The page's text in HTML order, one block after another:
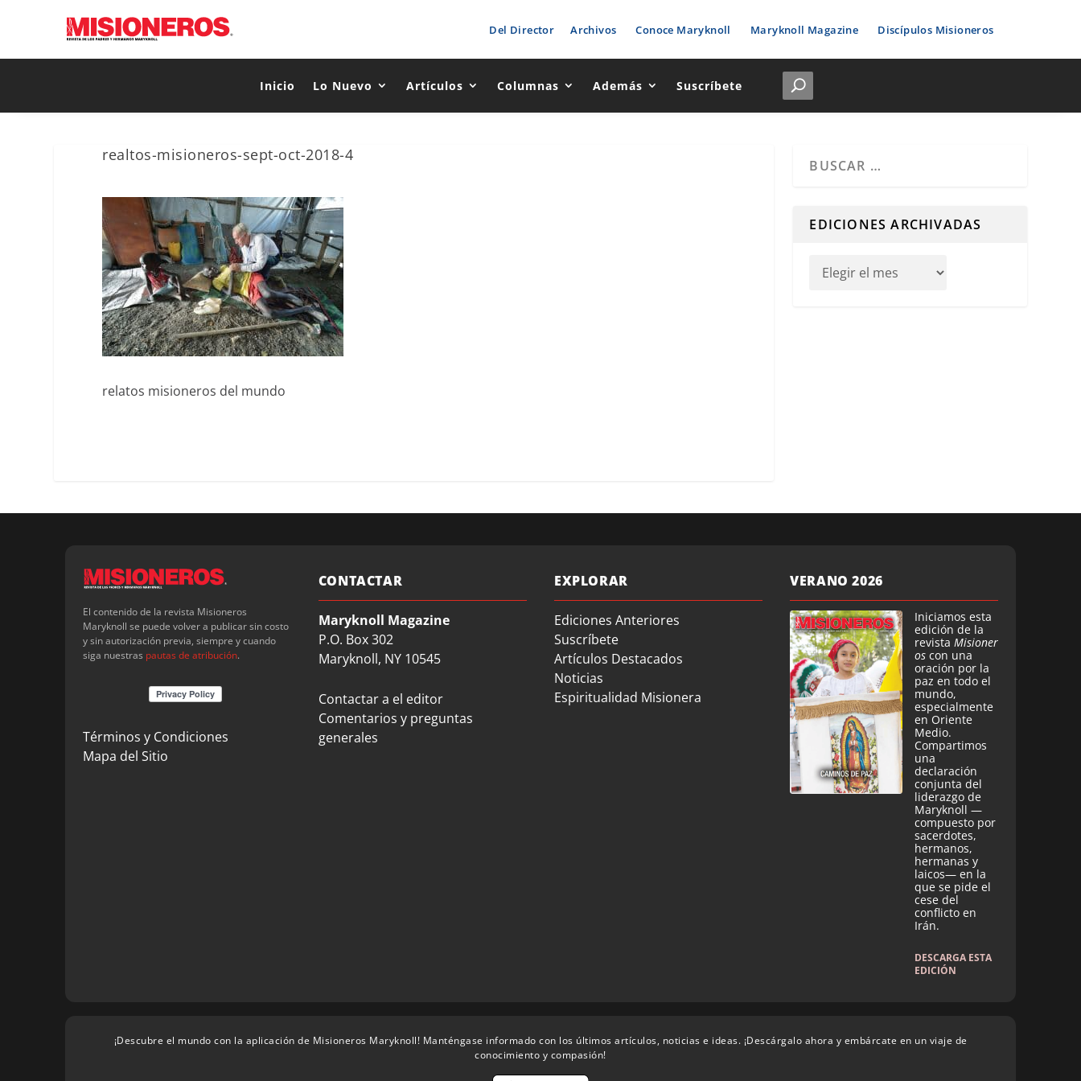
Del Director Archivos Conoce Maryknoll Maryknoll Magazine Discípulos Misioneros
Inicio Lo Nuevo Artículos Columnas Además Suscríbete
realtos-misioneros-sept-oct-2018-4
relatos misioneros del mundo
EDICIONES ARCHIVADAS
El contenido de la revista Misioneros
Maryknoll se puede volver a publicar sin costo
y sin autorización previa, siempre y cuando
siga nuestras pautas de atribución.
Términos y Condiciones
Mapa del Sitio
CONTACTAR
Maryknoll Magazine
P.O. Box 302
Maryknoll, NY 10545
Contactar a el editor
Comentarios y preguntas
generales
EXPLORAR
Ediciones Anteriores
Suscríbete
Artículos Destacados
Noticias
Espiritualidad Misionera
VERANO 2026
Iniciamos esta
edición de la
revista Misioner
os con una
oración por la
paz en todo el
mundo,
especialmente
en Oriente
Medio.
Compartimos
una
declaración
conjunta del
liderazgo de
Maryknoll —
compuesto por
sacerdotes,
hermanos,
hermanas y
laicos— en la
que se pide el
cese del
conflicto en
Irán.
DESCARGA ESTA
EDICIÓN
¡Descubre el mundo con la aplicación de Misioneros Maryknoll! Manténgase informado con los últimos artículos, noticias e ideas. ¡Descárgalo ahora y embárcate en un viaje de
conocimiento y compasión!